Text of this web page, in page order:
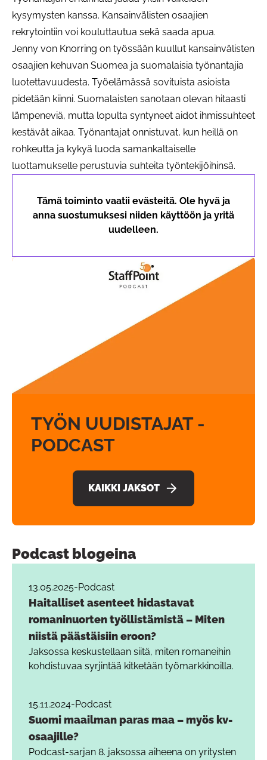
kysymysten kanssa. Kansainvälisten osaajien
rekrytointiin voi kouluttautua sekä saada apua.
Jenny von Knorring on työssään kuullut kansainvälisten
osaajien kehuvan Suomea ja suomalaisia työnantajia
luotettavuudesta. Työelämässä sovituista asioista
pidetään kiinni. Suomalaisten sanotaan olevan hitaasti
lämpeneviä, mutta lopulta syntyneet aidot ihmissuhteet
kestävät aikaa. Työnantajat onnistuvat, kun heillä on
rohkeutta ja kykyä luoda samankaltaiselle
luottamukselle perustuvia suhteita työntekijöihinsä.
Tämä toiminto vaatii evästeitä. Ole hyvä ja
anna suostumuksesi niiden käyttöön ja yritä
uudelleen.
TYÖN UUDISTAJAT -
PODCAST
KAIKKI JAKSOT
Podcast blogeina
13.05.2025-Podcast
Haitalliset asenteet hidastavat
romaninuorten työllistämistä – Miten
niistä päästäisiin eroon?
Jaksossa keskustellaan siitä, miten romaneihin
kohdistuvaa syrjintää kitketään työmarkkinoilla.
15.11.2024-Podcast
Suomi maailman paras maa – myös kv-
osaajille?
Podcast-sarjan 8. jaksossa aiheena on yritysten